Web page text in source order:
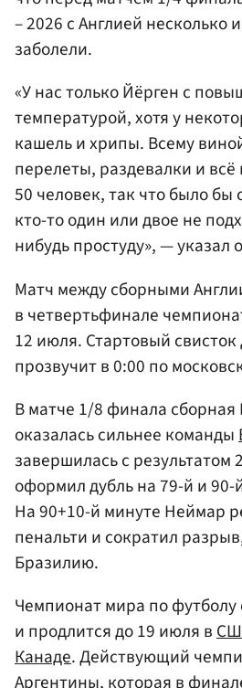
– 2026 с Англией несколько
заболели.
«У нас только Йёрген с
температурой, хотя у
кашель и хрипы. Всему
перелеты, раздевалки и
50 человек, так что было бы
кто-то один или двое не
нибудь простуду», — указал
Матч между сборными
в четвертьфинале
12 июля. Стартовый
прозвучит в 0:00 по
В матче 1/8 финала сборная
оказалась сильнее команды
завершилась с результатом
оформил дубль на 79-й и 90-
На 90+10-й минуте Неймар
пенальти и сократил
Бразилию.
Чемпионат мира по футболу
и продлится до 19 июля в
Канаде. Действующий
Аргентины, которая в